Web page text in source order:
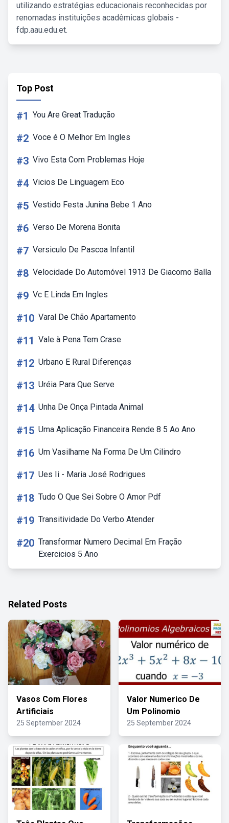
utilizando estratégias educacionais reconhecidas por
renomadas instituições acadêmicas globais -
fdp.aau.edu.et.
Top Post
#1 You Are Great Tradução
#2 Voce é O Melhor Em Ingles
#3 Vivo Esta Com Problemas Hoje
#4 Vicios De Linguagem Eco
#5 Vestido Festa Junina Bebe 1 Ano
#6 Verso De Morena Bonita
#7 Versiculo De Pascoa Infantil
#8 Velocidade Do Automóvel 1913 De Giacomo Balla
#9 Vc E Linda Em Ingles
#10 Varal De Chão Apartamento
#11 Vale à Pena Tem Crase
#12 Urbano E Rural Diferenças
#13 Uréia Para Que Serve
#14 Unha De Onça Pintada Animal
#15 Uma Aplicação Financeira Rende 8 5 Ao Ano
#16 Um Vasilhame Na Forma De Um Cilindro
#17 Ues Ii - Maria José Rodrigues
#18 Tudo O Que Sei Sobre O Amor Pdf
#19 Transitividade Do Verbo Atender
#20 Transformar Numero Decimal Em Fração
Exercicios 5 Ano
Related Posts
Vasos Com Flores
Artificiais
25 September 2024
Valor Numerico De
Um Polinomio
25 September 2024